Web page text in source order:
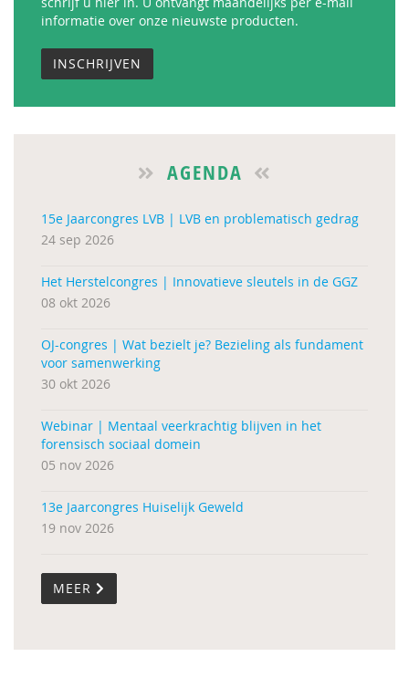
informatie over onze nieuwste producten.
INSCHRIJVEN
AGENDA
15e Jaarcongres LVB | LVB en problematisch gedrag
24 sep 2026
Het Herstelcongres | Innovatieve sleutels in de GGZ
08 okt 2026
OJ-congres | Wat bezielt je? Bezieling als fundament
voor samenwerking
30 okt 2026
Webinar | Mentaal veerkrachtig blijven in het
forensisch sociaal domein
05 nov 2026
13e Jaarcongres Huiselijk Geweld
19 nov 2026
MEER